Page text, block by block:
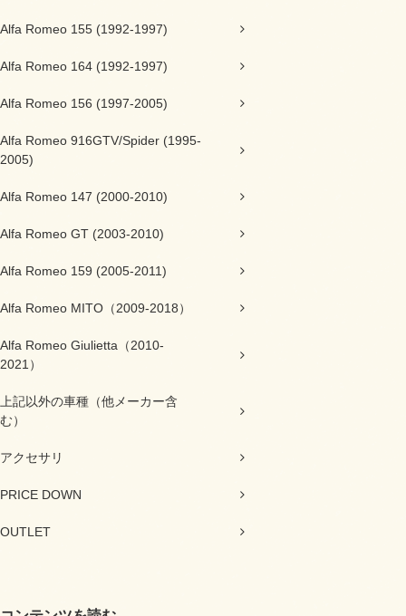
Alfa Romeo 155 (1992-1997)
Alfa Romeo 164 (1992-1997)
Alfa Romeo 156 (1997-2005)
Alfa Romeo 916GTV/Spider (1995-
2005)
Alfa Romeo 147 (2000-2010)
Alfa Romeo GT (2003-2010)
Alfa Romeo 159 (2005-2011)
Alfa Romeo MITO（2009-2018）
Alfa Romeo Giulietta（2010-
2021）
上記以外の車種（他メーカー含
む）
アクセサリ
PRICE DOWN
OUTLET